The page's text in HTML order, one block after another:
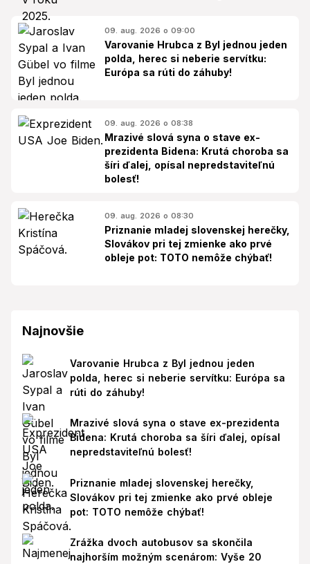
09. aug. 2026 o 09:00
Varovanie Hrubca z Byl jednou jeden
polda, herec si neberie servítku:
Európa sa rúti do záhuby!
09. aug. 2026 o 08:38
Mrazivé slová syna o stave ex-
prezidenta Bidena: Krutá choroba sa
šíri ďalej, opísal nepredstaviteľnú
bolesť!
09. aug. 2026 o 08:30
Priznanie mladej slovenskej herečky,
Slovákov pri tej zmienke ako prvé
obleje pot: TOTO nemôže chýbať!
Najnovšie
Varovanie Hrubca z Byl jednou jeden
polda, herec si neberie servítku: Európa sa
rúti do záhuby!
Mrazivé slová syna o stave ex-prezidenta
Bidena: Krutá choroba sa šíri ďalej, opísal
nepredstaviteľnú bolesť!
Priznanie mladej slovenskej herečky,
Slovákov pri tej zmienke ako prvé obleje
pot: TOTO nemôže chýbať!
Zrážka dvoch autobusov sa skončila
najhorším možným scenárom: Vyše 20